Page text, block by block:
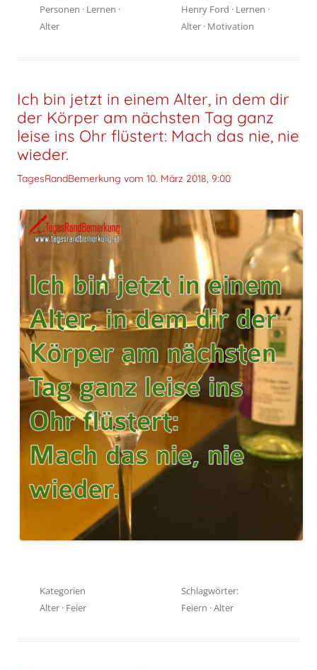
Personen · Lernen ·
Alter
Henry Ford · Lernen ·
Alter · Motivation
Ich bin jetzt in einem Alter, in dem dir
der Körper am nächsten Tag ganz
leise ins Ohr flüstert: Mach das nie, nie
wieder.
TagesRandBemerkung vom 10. März 2018, 9:00
Kategorien
Alter · Feier
Schlagwörter:
Feiern ·Alter